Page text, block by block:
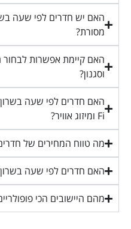
האם יש חדרים לפי שעה
מסורת?
האם קיימת אפשרות לבחור
וסגנון?
Fi ומיזוג אוויר?
מה טווח המחירים של
האם חדרים לפי שעה
מהם היישובים הכי